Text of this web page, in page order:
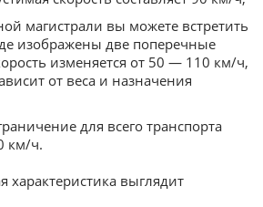
магистрали вы можете встретить
изображены две поперечные
изменяется от 50 — 110 км/ч,
от веса и назначения
для всего транспорта
км/ч.
характеристика выглядит